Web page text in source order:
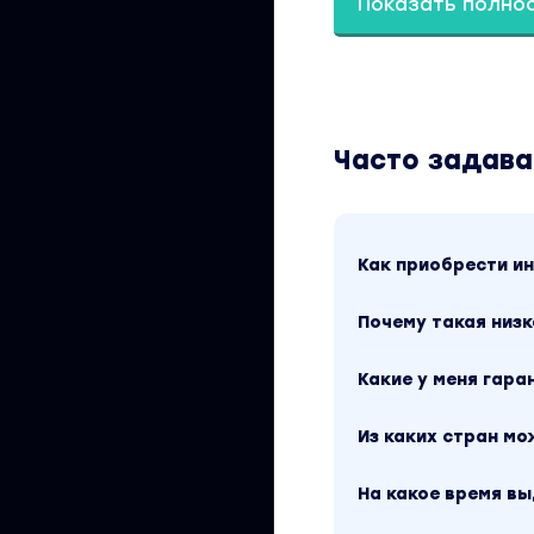
Понятие
Критерии
Источники
Качество
Показать
Часто
Как приобрести
Почему такая
Какие у меня
Из каких стран
На какое время